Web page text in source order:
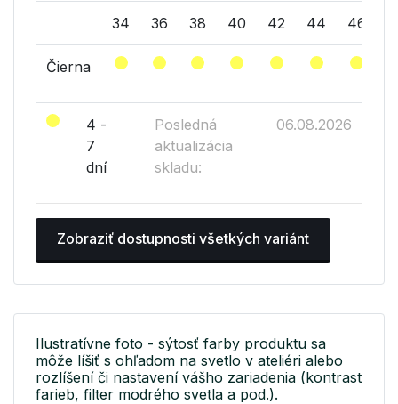
34 36 38 40 42 44 46
Čierna
4 -
7
dní
Posledná
aktualizácia
skladu:
06.08.2026
Zobraziť dostupnosti všetkých variánt
Ilustratívne foto - sýtosť farby produktu sa
môže líšiť s ohľadom na svetlo v ateliéri alebo
rozlíšení či nastavení vášho zariadenia (kontrast
farieb, filter modrého svetla a pod.).